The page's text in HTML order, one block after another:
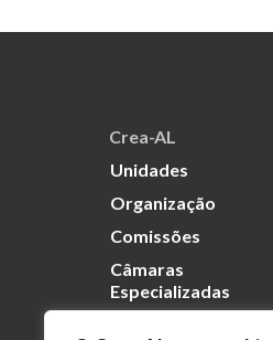
Crea-AL
Unidades
Organização
Comissões
Câmaras
Especializadas